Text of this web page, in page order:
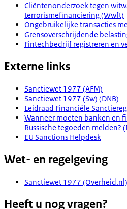
Cliëntenonderzoek tegen
terrorismefinanciering (Wwft)
Ongebruikelijke transacties
Grensoverschrijdende
Fintechbedrijf registreren en
Externe links
Sanctiewet 1977 (AFM)
Sanctiewet 1977 (Sw) (DNB)
Leidraad Financiële
Wanneer moeten banken en
Russische tegoeden melden?
EU Sanctions Helpdesk
Wet- en regelgeving
Sanctiewet 1977 (Overheid.nl)
Heeft u nog vragen?